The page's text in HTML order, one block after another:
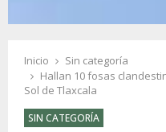
Inicio
Sin categoría
Hallan 10 fosas
Sol de Tlaxcala
SIN CATEGORÍA